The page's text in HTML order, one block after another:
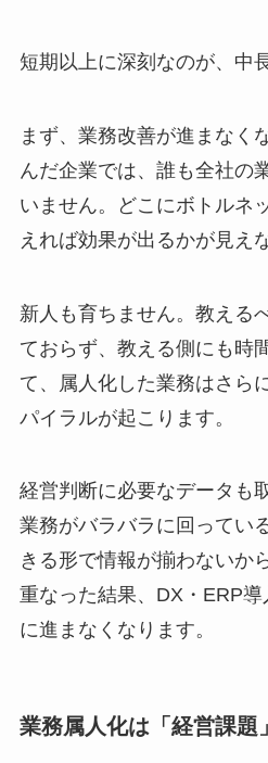
短期以上に深刻なのが、中
まず、業務改善が進まなく
んだ企業では、誰も全社の
いません。どこにボトルネ
えれば効果が出るかが見え
新人も育ちません。教える
ておらず、教える側にも時
て、属人化した業務はさら
パイラルが起こります。
経営判断に必要なデータも
業務がバラバラに回ってい
きる形で情報が揃わないか
重なった結果、DX・ERP
に進まなくなります。
業務属人化は「経営課題